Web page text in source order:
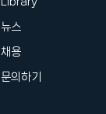
뉴스
채용
​문의하기